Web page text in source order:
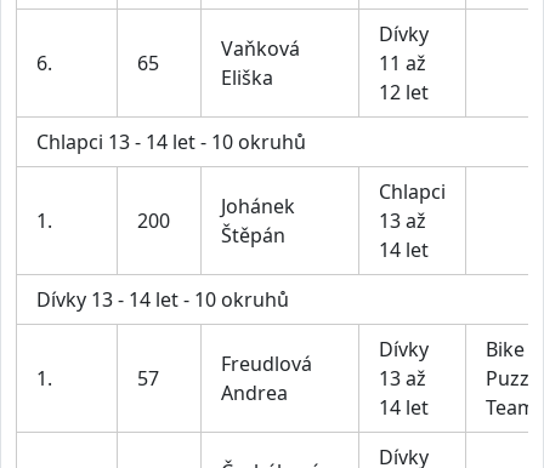
6. 65
Vaňková
Eliška
Dívky
11 až
12 let
Chlapci 13 - 14 let - 10 okruhů
1. 200
Johánek
Štěpán
Chlapci
13 až
14 let
Dívky 13 - 14 let - 10 okruhů
1. 57
Freudlová
Andrea
Dívky
13 až
14 let
Bike
Puzzle
Team
Dívky